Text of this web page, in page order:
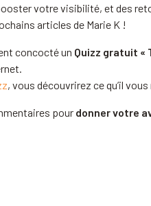
votre visibilité, et des
articles de Marie K !
concocté un Quizz gratuit «
, vous découvrirez ce qu’il
pour donner votre